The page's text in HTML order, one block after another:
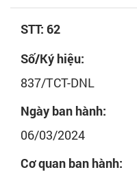
STT: 62
Số/Ký hiệu:
837/TCT-DNL
Ngày ban hành:
06/03/2024
Cơ quan ban hành: